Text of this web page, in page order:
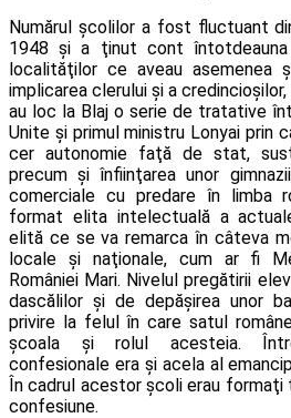
Numărul şcolilor a fost fluctuant
1948 şi a ţinut cont
localităţilor ce aveau asemenea
implicarea clerului şi a
au loc la Blaj o serie de tratative
Unite şi primul ministru Lonyai prin
cer autonomie faţă de stat,
precum şi înfiinţarea unor
comerciale cu predare în limba
format elita intelectuală a
elită ce se va remarca în câteva
locale şi naţionale, cum ar fi
României Mari. Nivelul pregătirii
dascălilor şi de depăşirea unor
privire la felul în care satul
şcoala şi rolul acesteia.
confesionale era şi acela al
În cadrul acestor şcoli erau formaţi
confesiune.